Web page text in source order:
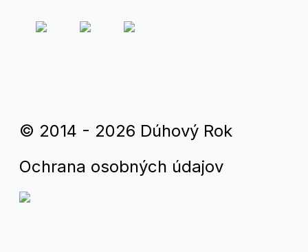
© 2014 - 2026 Dúhový Rok
Ochrana osobných údajov